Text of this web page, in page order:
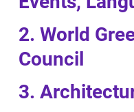
2. World
Council
3.